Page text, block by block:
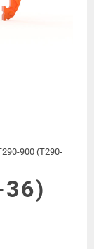
900 (T290-